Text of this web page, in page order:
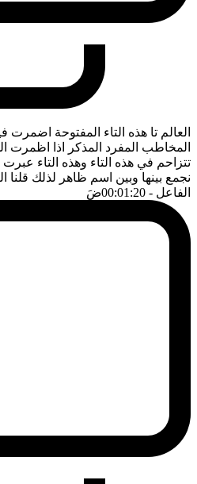
العالم تا هذه التاء المفتوحة اضمرت
المخاطب المفرد المذكر اذا اظمرت
تتزاحم في هذه التاء وهذه التاء
نجمع بينها وبين اسم ظاهر لذلك قلنا
الفاعل - 00:01:20 ضَ